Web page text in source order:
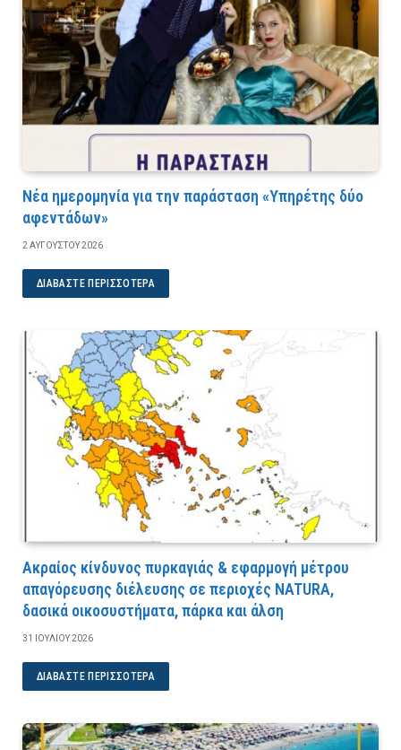
Νέα ημερομηνία για την παράσταση «Υπηρέτης δύο
αφεντάδων»
2 ΑΥΓΟΎΣΤΟΥ 2026
ΔΙΑΒΆΣΤΕ ΠΕΡΙΣΣΌΤΕΡΑ
Ακραίος κίνδυνος πυρκαγιάς & εφαρμογή μέτρου
απαγόρευσης διέλευσης σε περιοχές NATURA,
δασικά οικοσυστήματα, πάρκα και άλση
31 ΙΟΥΛΊΟΥ 2026
ΔΙΑΒΆΣΤΕ ΠΕΡΙΣΣΌΤΕΡΑ